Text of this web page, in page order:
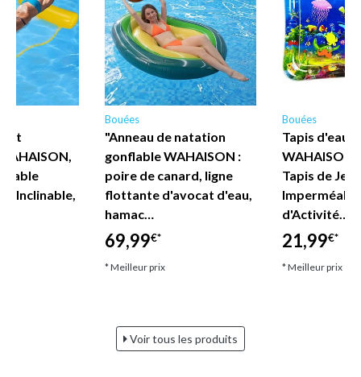
Inclinable,
Bouées
"Anneau de natation
gonflable WAHAISON :
poire de canard, ligne
flottante d'avocat d'eau,
hamac…
69,99€*
* Meilleur prix
Bouées
Tapis d'eau
WAHAISON
Tapis de Jeu
d'Activité…
21,99€*
* Meilleur prix
Voir tous les produits